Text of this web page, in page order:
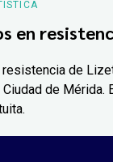
en
de
de Mérida.